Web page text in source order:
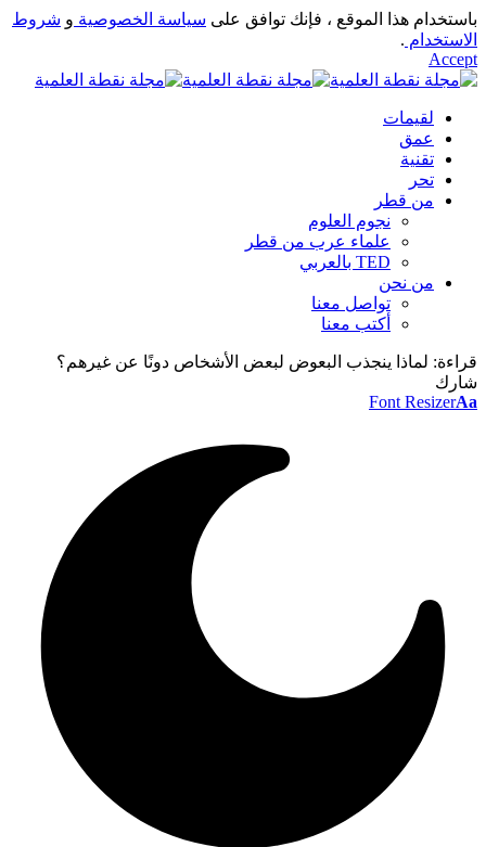
باستخدام هذا الموقع ، فإنك توافق على سياسة الخصوصية و شروط
الاستخدام .
Accept
لقيمات
عمق
تقنية
تحر
من قطر
نجوم العلوم
علماء عرب من قطر
TED بالعربي
من نحن
تواصل معنا
أكتب معنا
قراءة: لماذا ينجذب البعوض لبعض الأشخاص دونًا عن غيرهم؟
شارك
Font ResizerAa